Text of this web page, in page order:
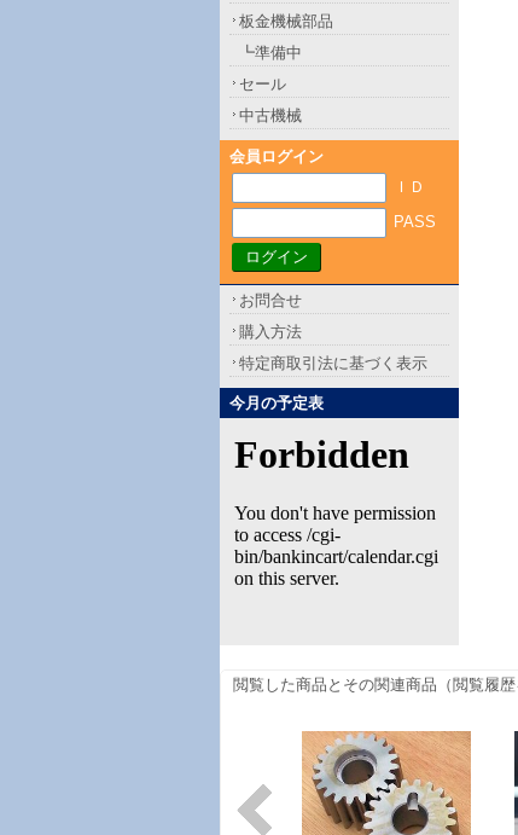
板金機械部品
┗準備中
セール
中古機械
会員ログイン
ＩＤ
PASS
お問合せ
購入方法
特定商取引法に基づく表示
今月の予定表